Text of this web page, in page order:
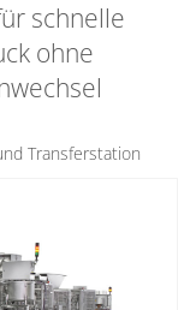
schnelle
ohne
Transferstation